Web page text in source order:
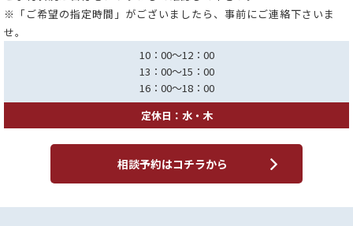
※「ご希望の指定時間」がございましたら、事前にご連絡下さいま
せ。
10：00～12：00
13：00～15：00
16：00～18：00
定休日：水・木
相談予約はコチラから